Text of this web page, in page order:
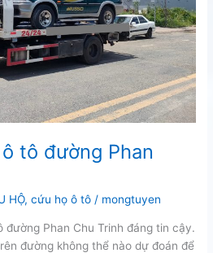
tô đường Phan
HỘ,cứu họ ô tô / mongtuyen
Phan Chu Trinh đáng tin cậy.
đường không thể nào dự đoán để